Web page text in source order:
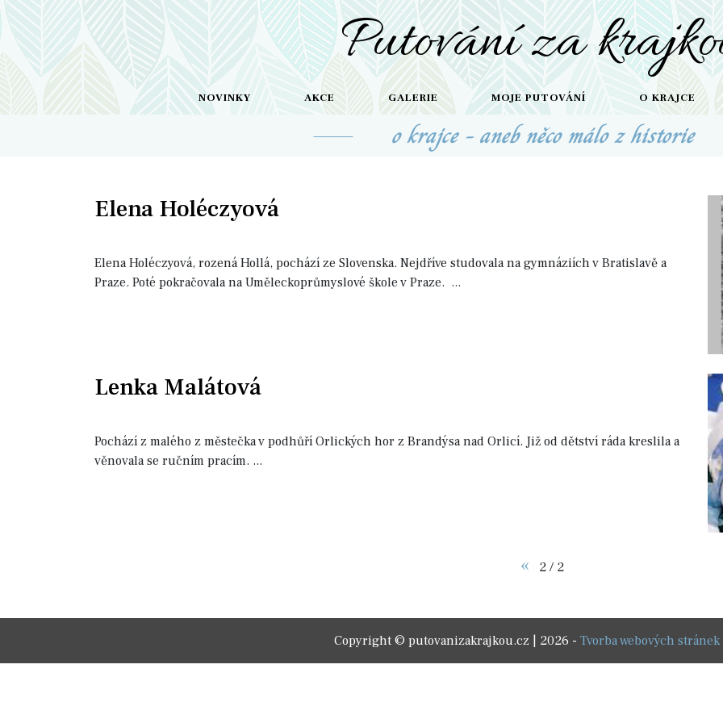
Putování za
NOVINKY AKCE GALERIE MOJE PUTOVÁNÍ O KRAJCE
o krajce - aneb něco málo z historie
Elena Holéczyová
Elena Holéczyová, rozená Hollá, pochází ze Slovenska. Nejdříve studovala na gymnáziích v Bratislavě a
Praze. Poté pokračovala na Uměleckoprůmyslové škole v Praze. ...
Lenka Malátová
Pochází z malého z městečka v podhůří Orlických hor z Brandýsa nad Orlicí. Již od dětství ráda kreslila a
věnovala se ručním pracím. ...
« 2 / 2
Copyright © putovanizakrajkou.cz | 2026 - Tvorba webových